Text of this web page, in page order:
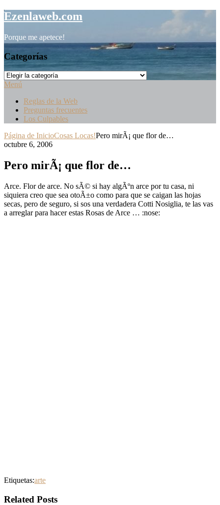
Saltar
al
Ezenlaweb.com
Porque me apetece!
Categorías
Categorías
Menú
Reglas de la Web
Preguntas frecuentes
Los Culpables
Página de InicioCosas Locas!Pero mirÃ¡ que flor de…
octubre 6, 2006
Pero mirÃ¡ que flor de…
Arce. Flor de arce. No sÃ© si hay algÃºn arce por tu casa, ni
siquiera creo que sea otoÃ±o como para que se caigan las hojas
secas, pero de seguro, si sos una verdadera Cotti Nosiglia, te las vas
a arreglar para hacer estas Rosas de Arce … :nose:
Etiquetas:arte
Related Posts